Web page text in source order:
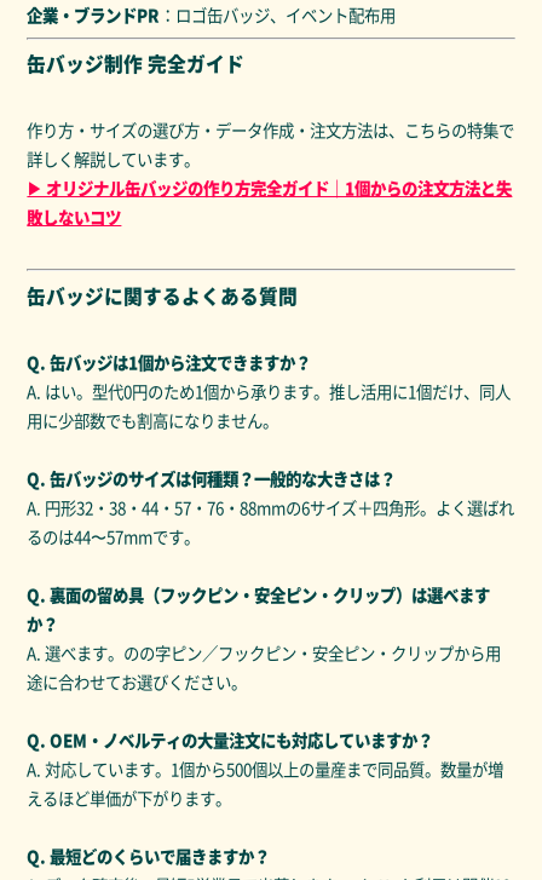
企業・ブランドPR ：ロゴ缶バッジ、イベント配布用
缶バッジ制作 完全ガイド
作り方・サイズの選び方・データ作成・注文方法は、こちらの特集で
詳しく解説しています。
▶ オリジナル缶バッジの作り方完全ガイド｜1個からの注文方法と失
敗しないコツ
缶バッジに関するよくある質問
Q. 缶バッジは1個から注文できますか？
A. はい。型代0円のため1個から承ります。推し活用に1個だけ、同人
用に少部数でも割高になりません。
Q. 缶バッジのサイズは何種類？一般的な大きさは？
A. 円形32・38・44・57・76・88mmの6サイズ＋四角形。よく選ばれ
るのは44〜57mmです。
Q. 裏面の留め具（フックピン・安全ピン・クリップ）は選べます
か？
A. 選べます。のの字ピン／フックピン・安全ピン・クリップから用
途に合わせてお選びください。
Q. OEM・ノベルティの大量注文にも対応していますか？
A. 対応しています。1個から500個以上の量産まで同品質。数量が増
えるほど単価が下がります。
Q. 最短どのくらいで届きますか？